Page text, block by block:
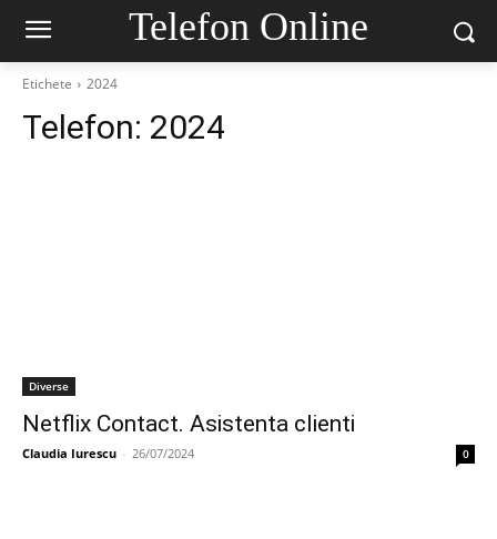
Telefon Online
Etichete 2024
Telefon: 2024
Diverse
Netflix Contact. Asistenta clienti
Claudia Iurescu - 26/07/2024 0